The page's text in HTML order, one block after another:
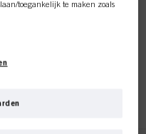
Toner 9-19
toegankelijk te maken zoals
waarnaar een link in
optimaliseren, om u